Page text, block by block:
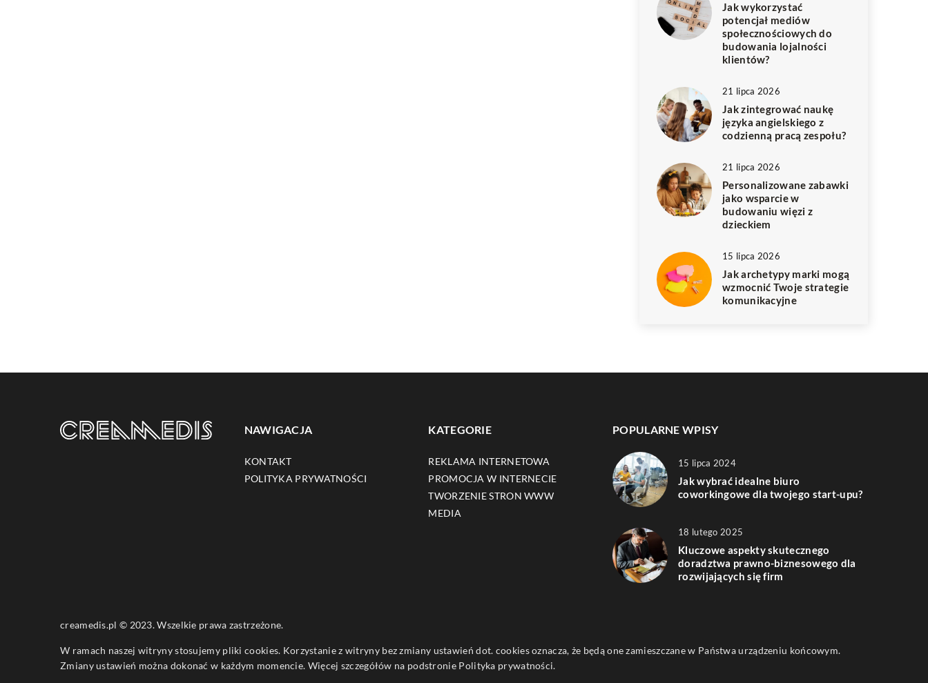
Jak wykorzystać
potencjał mediów
społecznościowych do
budowania lojalności
klientów?
21 lipca 2026
Jak zintegrować naukę
języka angielskiego z
codzienną pracą zespołu?
21 lipca 2026
Personalizowane zabawki
jako wsparcie w
budowaniu więzi z
dzieckiem
15 lipca 2026
Jak archetypy marki mogą
wzmocnić Twoje strategie
komunikacyjne
NAWIGACJA
KONTAKT
POLITYKA PRYWATNOŚCI
KATEGORIE
REKLAMA INTERNETOWA
PROMOCJA W INTERNECIE
TWORZENIE STRON WWW
MEDIA
POPULARNE WPISY
15 lipca 2024
Jak wybrać idealne biuro
coworkingowe dla twojego start-upu?
18 lutego 2025
Kluczowe aspekty skutecznego
doradztwa prawno-biznesowego dla
rozwijających się firm
creamedis.pl © 2023. Wszelkie prawa zastrzeżone.
W ramach naszej witryny stosujemy pliki cookies. Korzystanie z witryny bez zmiany ustawień dot. cookies oznacza, że będą one zamieszczane w Państwa urządzeniu końcowym.
Zmiany ustawień można dokonać w każdym momencie. Więcej szczegółów na podstronie Polityka prywatności.